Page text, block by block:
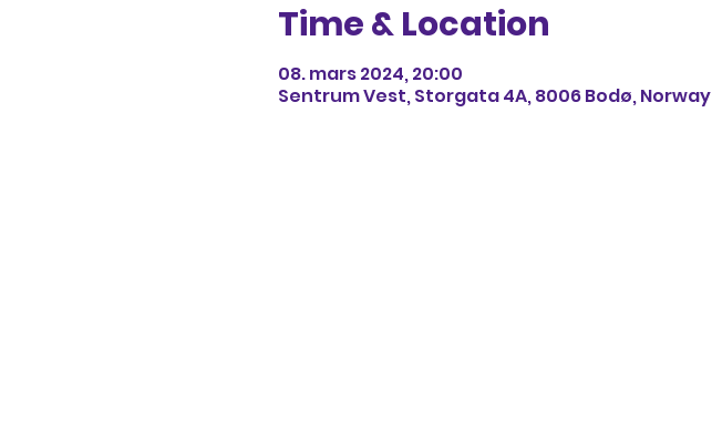
Time & Location
08. mars 2024, 20:00
Sentrum Vest, Storgata 4A, 8006 Bodø, Norway